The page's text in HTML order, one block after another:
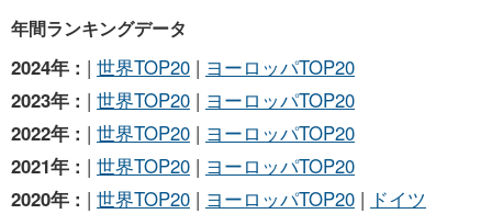
年間ランキングデータ
2024年 : | 世界TOP20 | ヨーロッパTOP20
2023年 : | 世界TOP20 | ヨーロッパTOP20
2022年 : | 世界TOP20 | ヨーロッパTOP20
2021年 : | 世界TOP20 | ヨーロッパTOP20
2020年 : | 世界TOP20 | ヨーロッパTOP20 | ドイツ